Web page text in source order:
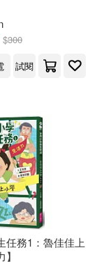
$300
試閱
任務1：魯佳佳上